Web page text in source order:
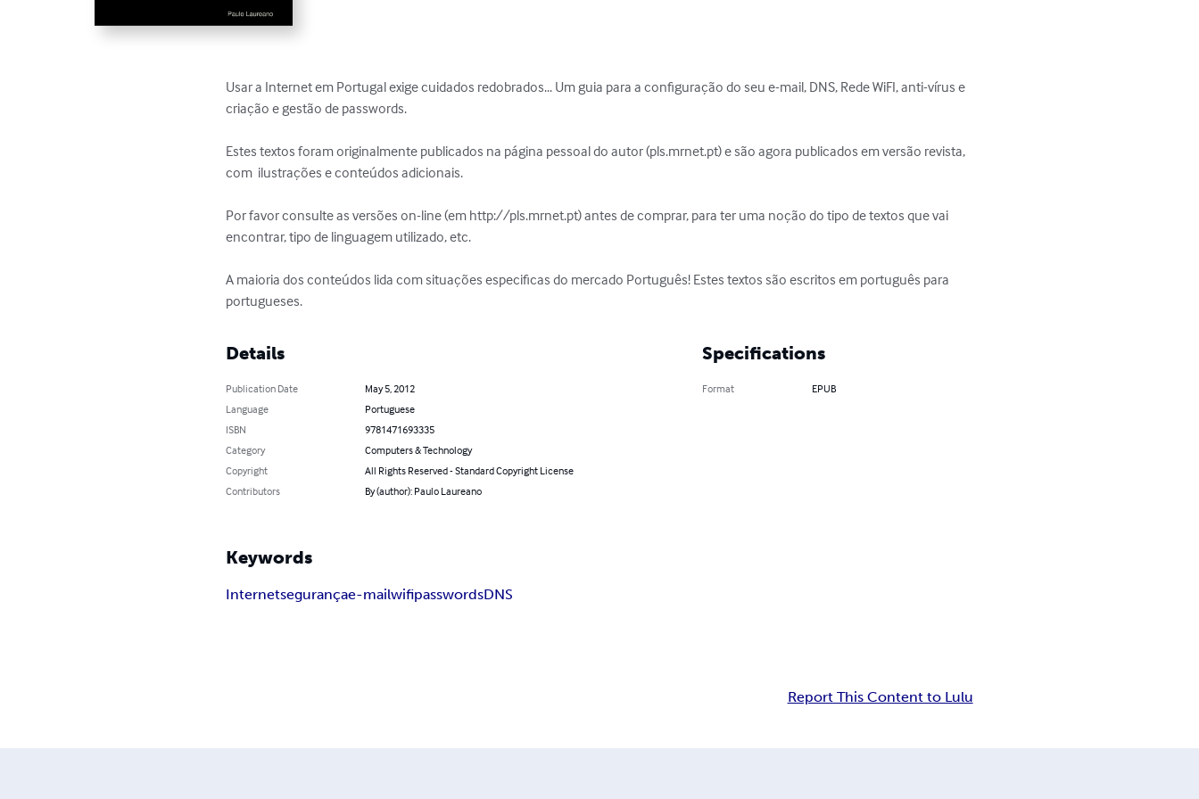
Usar a Internet em Portugal exige cuidados redobrados... Um guia para a configuração do seu e-mail, DNS, Rede WiFI, anti-vírus e
criação e gestão de passwords.
Estes textos foram originalmente publicados na página pessoal do autor (pls.mrnet.pt) e são agora publicados em versão revista,
com  ilustrações e conteúdos adicionais.
Por favor consulte as versões on-line (em http://pls.mrnet.pt) antes de comprar, para ter uma noção do tipo de textos que vai
encontrar, tipo de linguagem utilizado, etc.
A maioria dos conteúdos lida com situações especificas do mercado Português! Estes textos são escritos em português para
portugueses.
Details
Publication Date
May 5, 2012
Language
Portuguese
ISBN
9781471693335
Category
Computers & Technology
Copyright
All Rights Reserved - Standard Copyright License
Contributors
By (author): Paulo Laureano
Specifications
Format EPUB
Keywords
Internetsegurançae-mailwifipasswordsDNS
Report This Content to Lulu